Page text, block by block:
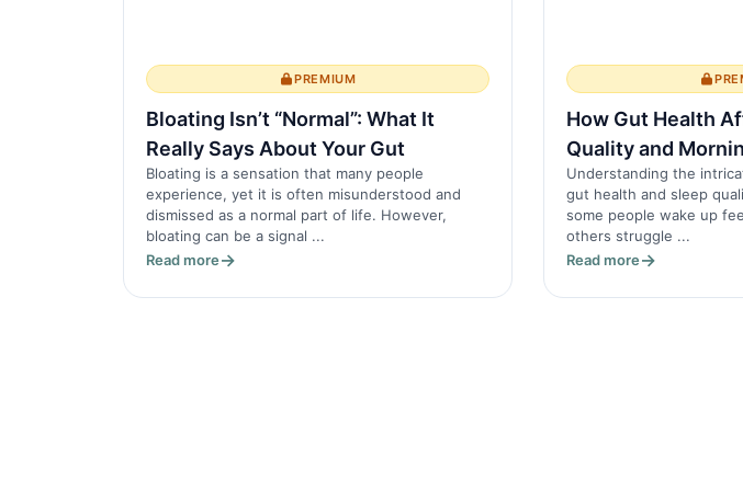
PREMIUM
Bloating Isn’t “Normal”: What It
Really Says About Your Gut
Bloating is a sensation that many people
experience, yet it is often misunderstood and
dismissed as a normal part of life. However,
bloating can be a signal ...
Read more
How Gut Health
Quality and
Understanding the
gut health and sleep
some people wake up
others struggle ...
Read more